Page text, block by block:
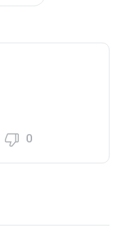
0